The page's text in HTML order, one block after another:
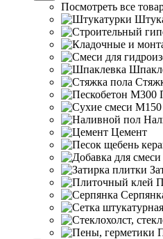
Посмотреть все
Цемент